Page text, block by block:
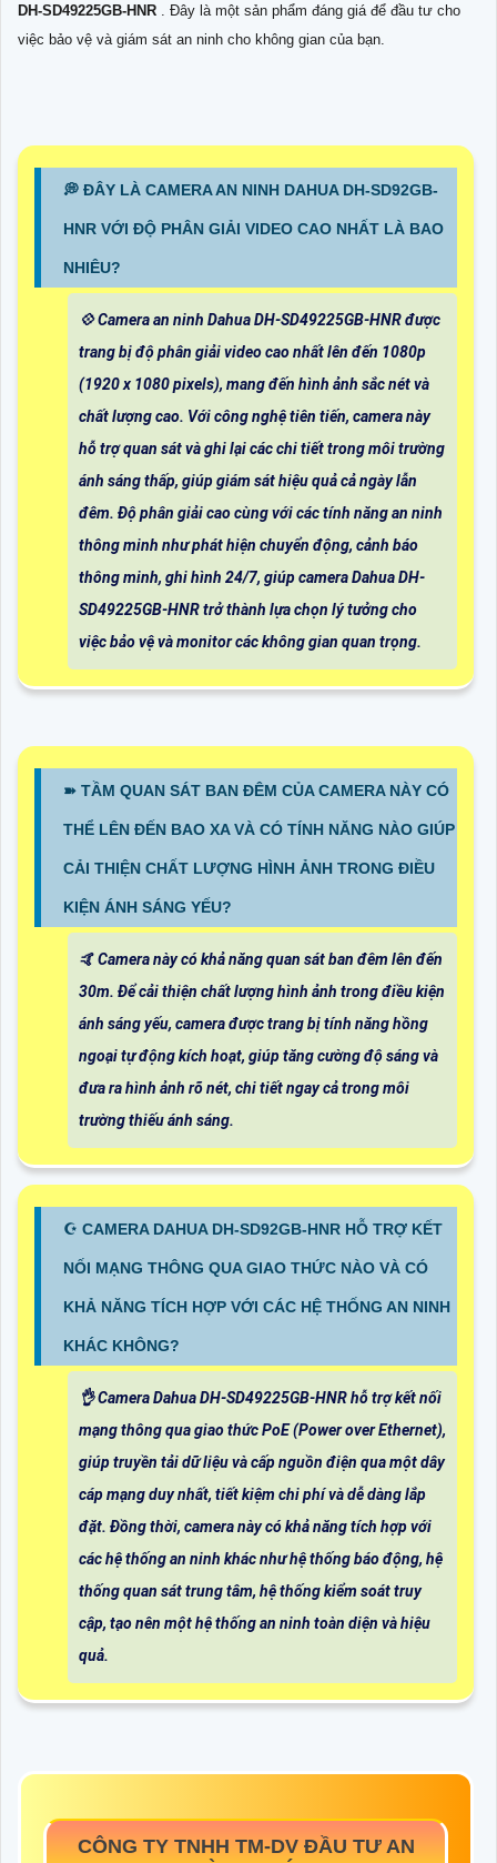
DH-SD49225GB-HNR
. Đây là một sản phẩm đáng giá để đầu tư cho
việc bảo vệ và giám sát an ninh cho không gian của bạn.
️💭 ĐÂY LÀ CAMERA AN NINH DAHUA DH-SD92GB-
HNR VỚI ĐỘ PHÂN GIẢI VIDEO CAO NHẤT LÀ BAO
NHIÊU?
💠 Camera an ninh Dahua DH-SD49225GB-HNR được
trang bị độ phân giải video cao nhất lên đến 1080p
(1920 x 1080 pixels), mang đến hình ảnh sắc nét và
chất lượng cao. Với công nghệ tiên tiến, camera này
hỗ trợ quan sát và ghi lại các chi tiết trong môi trường
ánh sáng thấp, giúp giám sát hiệu quả cả ngày lẫn
đêm. Độ phân giải cao cùng với các tính năng an ninh
thông minh như phát hiện chuyển động, cảnh báo
thông minh, ghi hình 24/7, giúp camera Dahua DH-
SD49225GB-HNR trở thành lựa chọn lý tưởng cho
việc bảo vệ và monitor các không gian quan trọng.
➽ TẦM QUAN SÁT BAN ĐÊM CỦA CAMERA NÀY CÓ
THỂ LÊN ĐẾN BAO XA VÀ CÓ TÍNH NĂNG NÀO GIÚP
CẢI THIỆN CHẤT LƯỢNG HÌNH ẢNH TRONG ĐIỀU
KIỆN ÁNH SÁNG YẾU?
🤙 Camera này có khả năng quan sát ban đêm lên đến
30m. Để cải thiện chất lượng hình ảnh trong điều kiện
ánh sáng yếu, camera được trang bị tính năng hồng
ngoại tự động kích hoạt, giúp tăng cường độ sáng và
đưa ra hình ảnh rõ nét, chi tiết ngay cả trong môi
trường thiếu ánh sáng.
☪ CAMERA DAHUA DH-SD92GB-HNR HỖ TRỢ KẾT
NỐI MẠNG THÔNG QUA GIAO THỨC NÀO VÀ CÓ
KHẢ NĂNG TÍCH HỢP VỚI CÁC HỆ THỐNG AN NINH
KHÁC KHÔNG?
👌 Camera Dahua DH-SD49225GB-HNR hỗ trợ kết nối
mạng thông qua giao thức PoE (Power over Ethernet),
giúp truyền tải dữ liệu và cấp nguồn điện qua một dây
cáp mạng duy nhất, tiết kiệm chi phí và dễ dàng lắp
đặt. Đồng thời, camera này có khả năng tích hợp với
các hệ thống an ninh khác như hệ thống báo động, hệ
thống quan sát trung tâm, hệ thống kiểm soát truy
cập, tạo nên một hệ thống an ninh toàn diện và hiệu
quả.
CÔNG TY TNHH TM-DV ĐẦU TƯ AN